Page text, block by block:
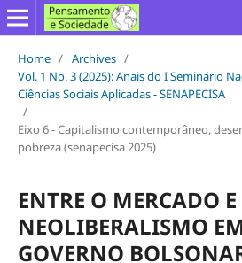
Home / Archives /
Vol. 1 No. 3 (2025): Anais do I Seminário
Ciências Sociais Aplicadas - SENAPECISA
/
Eixo 6 - Capitalismo contemporâneo,
pobreza (senapecisa 2025)
ENTRE O MERCADO
NEOLIBERALISMO
GOVERNO